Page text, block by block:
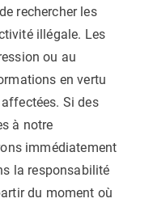
rechercher les
illégale. Les
ou au
en vertu
Si des
à notre
immédiatement
la responsabilité
du moment où